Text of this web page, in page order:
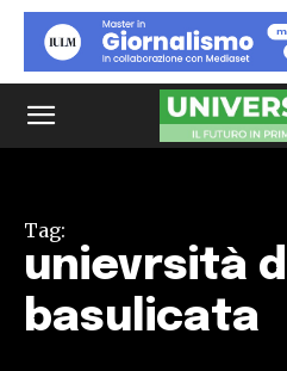
Tag:
unievrsità
basulicata